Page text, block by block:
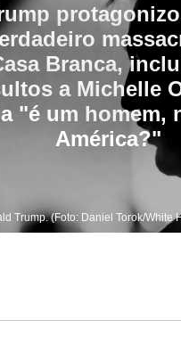
Branca,
a Michelle
"é um homem,
América?"
Trump. (Foto: Daniel Torok/White